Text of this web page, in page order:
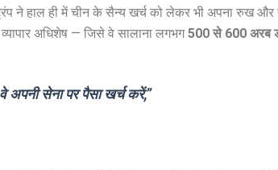
ने हाल ही में चीन के सैन्य खर्च को लेकर भी अपना रुख
अधिशेष — जिसे वे सालाना लगभग500 से 600 अरब
अपनी सेना पर पैसा खर्च करें,”